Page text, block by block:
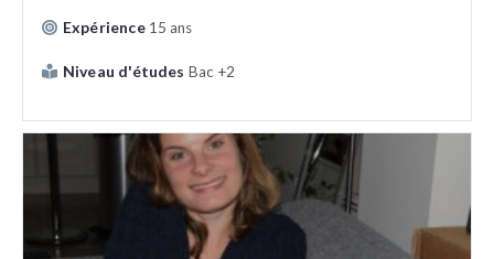
Expérience 15 ans
Niveau d'études Bac +2